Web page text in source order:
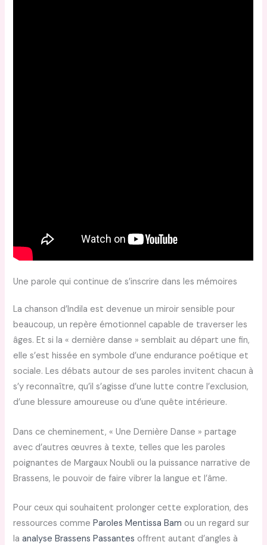
Une parole qui continue de s’inscrire dans les mémoires
La chanson d’Indila est devenue un miroir sensible pour
beaucoup, un repère émotionnel capable de traverser les
âges. Et si la « dernière danse » semblait au départ une fin,
elle s’est hissée en symbole d’une endurance poétique et
sociale. Les débats autour de ses paroles invitent chacun à
s’y reconnaître, qu’il s’agisse d’une lutte contre l’exclusion,
d’une blessure amoureuse ou d’une quête intérieure.
Dans ce cheminement, « Une Dernière Danse » partage
avec d’autres œuvres à texte, telles que les paroles
poignantes de Margaux Noubli ou la puissance narrative de
Brassens, le pouvoir de faire vibrer la langue et l’âme.
Pour ceux qui souhaitent prolonger cette exploration, des
ressources commeParoles Mentissa Bam ou un regard sur
laanalyse Brassens Passantes offrent autant d’angles à